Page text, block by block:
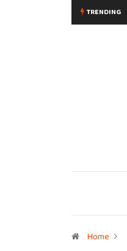
TRENDING
Home